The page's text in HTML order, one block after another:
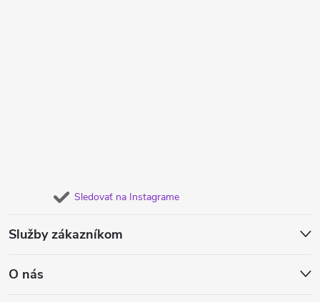
Sledovať na Instagrame
Služby zákazníkom
O nás